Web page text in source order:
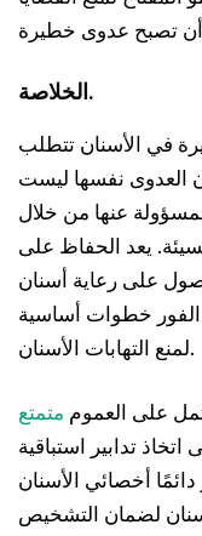
الخلاصة.
في الأسنان تتطلب
العدوى نفسها ليست
عنها من خلال
يعد الحفاظ على
على رعاية أسنان
الفور خطوات أساسية
لمنع التهابات الأسنان.
على العموم متمتع
تدابير استباقية
أخصائي الأسنان
لضمان التشخيص